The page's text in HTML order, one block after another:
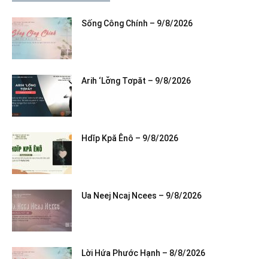
Sống Công Chính – 9/8/2026
Arih ‘Lơ̆ng Tơpăt – 9/8/2026
Hdĭp Kpă Ênô – 9/8/2026
Ua Neej Ncaj Ncees – 9/8/2026
Lời Hứa Phước Hạnh – 8/8/2026